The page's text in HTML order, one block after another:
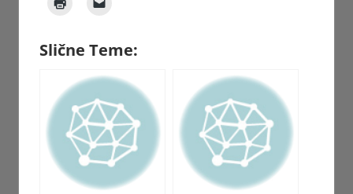
Slične Teme: